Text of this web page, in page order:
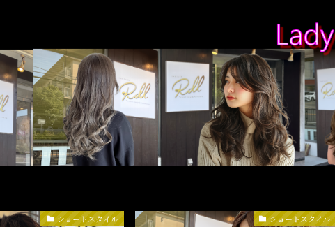
ショートスタイル ショートスタイル